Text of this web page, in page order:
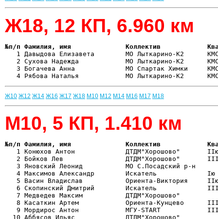
Ж18, 12 КП, 6.960 км
№п/п Фамилия, имя              Коллектив            Квал
1 Давыдова Елизавета        МО Лыткарино-К2
2 Сухова Надежда            МО Лыткарино-К2
3 Богачева Анна             МО Спартак Химки
Ж10 Ж12 Ж14 Ж16 Ж17 Ж18 М10 М12 М14 М16 М17 М18
М10, 5 КП, 1.410 км
№п/п Фамилия, имя              Коллектив            Квал
1 Конюхов Антон             ДТДМ"Хорошово"
2 Бойков Лев                ДТДМ"Хорошово"
3 Яновский Леонид           МО С.Посадский р-н
4 Максимов Александр        Искатель
5 Васин Владислав           Ориента-Виктория
6 Скопинский Дмитрий        Искатель
7 Медведев Максим           ДТДМ"Хорошово"
8 Касаткин Артем            Ориента-Кунцево
9 Мордирос Антон            МГУ-START
10 Аббясов Ильяс             ДТДМ"Хорошово"